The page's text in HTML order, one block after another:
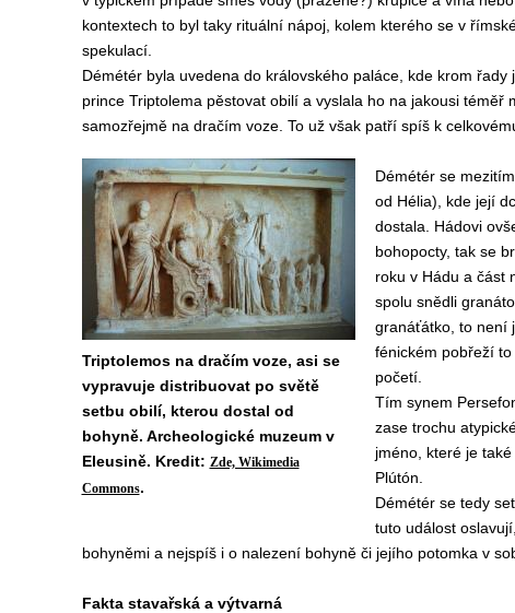
kontextech to byl taky rituální nápoj, kolem kterého se v
spekulací.
Démétér byla uvedena do královského paláce, kde krom řady
prince Triptolema pěstovat obilí a vyslala ho na jakousi téměř
samozřejmě na dračím voze. To už však patří spíš k
Triptolemos na dračím voze, asi se
vypravuje distribuovat po světě
setbu obilí, kterou dostal od
bohyně. Archeologické muzeum v
Eleusině. Kredit: Zde, Wikimedia
Commons.
Démétér se
od Hélia), kde její
dostala. Hádovi
bohopocty, tak se
roku v Hádu a část
spolu snědli
granáťátko, to není
fénickém pobřeží
početí.
Tím synem
zase trochu
jméno, které je
Plútón.
Démétér se tedy
tuto událost
bohyněmi a nejspíš i o nalezení bohyně či jejího potomka v
Fakta stavařská a výtvarná